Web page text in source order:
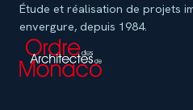
Étude et réalisation de projets
envergure, depuis 1984.